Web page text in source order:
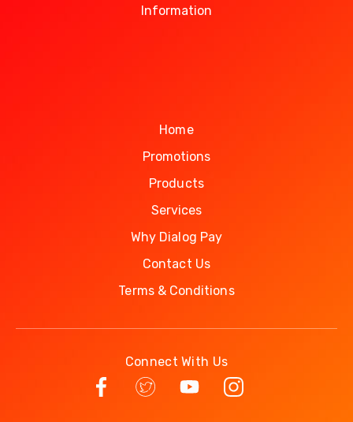
Information
Home
Promotions
Products
Services
Why Dialog Pay
Contact Us
Terms & Conditions
Connect With Us